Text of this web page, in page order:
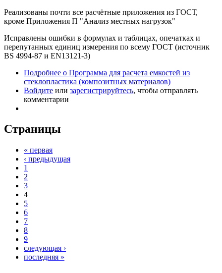
Реализованы почти все расчётные приложения из ГОСТ,
кроме Приложения П "Анализ местных нагрузок"
Исправлены ошибки в формулах и таблицах, опечатках и
перепутанных единиц измерения по всему ГОСТ (источник
BS 4994-87 и EN13121-3)
Подробнее о Программа для расчета емкостей из
стеклопластика (композитных материалов)
Войдите или зарегистрируйтесь, чтобы отправлять
комментарии
Страницы
« первая
‹ предыдущая
1
2
3
4
5
6
7
8
9
следующая ›
последняя »